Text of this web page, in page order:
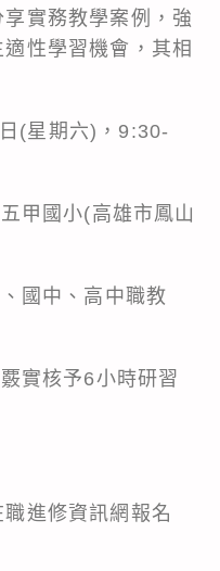
實務教學案例，強
性學習機會，其相
(星期六)，9:30-
甲國小(高雄市鳳山
國中、高中職教
實核予6小時研習
進修資訊網報名